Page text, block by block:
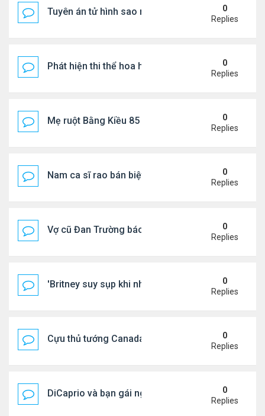
Tuyên án tử hình sao nữ nổi tiếng
0
Replies
Phát hiện thi thể hoa hậu trong túi xách giữa rừng
0
Replies
Mẹ ruột Bằng Kiều 85 tuổi: "Miếng ăn vào mồm là
0
Replies
Nam ca sĩ rao bán biệt thự ở Saigon
0
Replies
Vợ cũ Đan Trường báo tin vui
0
Replies
'Britney suy sụp khi nhận tin nhắn chia tay của
0
Replies
Cựu thủ tướng Canada & gf tình tứ trên biển Hy
0
Replies
DiCaprio và bạn gái nghỉ dưỡng ở Địa Trung Hải
0
Replies